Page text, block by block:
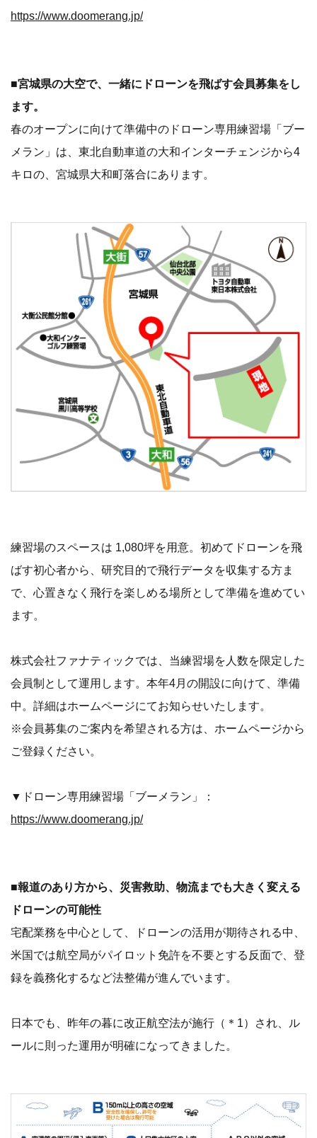
https://www.doomerang.jp/
■宮城県の大空で、一緒にドローンを飛ばす会員募集をし
ます。
春のオープンに向けて準備中のドローン専用練習場「ブー
メラン」は、東北自動車道の大和インターチェンジから4
キロの、宮城県大和町落合にあります。
練習場のスペースは 1,080坪を用意。初めてドローンを飛
ばす初心者から、研究目的で飛行データを収集する方ま
で、心置きなく飛行を楽しめる場所として準備を進めてい
ます。
株式会社ファナティックでは、当練習場を人数を限定した
会員制として運用します。本年4月の開設に向けて、準備
中。詳細はホームページにてお知らせいたします。
※会員募集のご案内を希望される方は、ホームページから
ご登録ください。
▼ドローン専用練習場「ブーメラン」：
https://www.doomerang.jp/
■報道のあり方から、災害救助、物流までも大きく変える
ドローンの可能性
宅配業務を中心として、ドローンの活用が期待される中、
米国では航空局がパイロット免許を不要とする反面で、登
録を義務化するなど法整備が進んでいます。
日本でも、昨年の暮に改正航空法が施行（＊1）され、ル
ールに則った運用が明確になってきました。